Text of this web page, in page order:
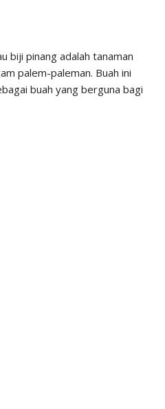
biji pinang adalah tanaman
palem-paleman. Buah ini
buah yang berguna bagi